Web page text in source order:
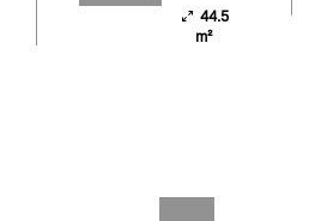
44.5
m²